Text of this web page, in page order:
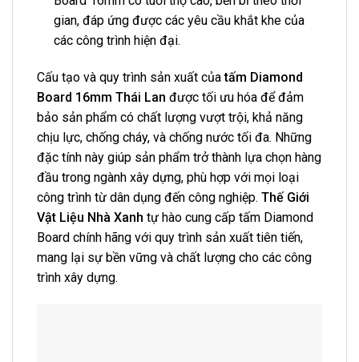
gian, đáp ứng được các yêu cầu khắt khe của
các công trình hiện đại.
Cấu tạo và quy trình sản xuất củatấm Diamond
Board 16mm Thái Lan được tối ưu hóa để đảm
bảo sản phẩm có chất lượng vượt trội, khả năng
chịu lực, chống cháy, và chống nước tối đa. Những
đặc tính này giúp sản phẩm trở thành lựa chọn hàng
đầu trong ngành xây dựng, phù hợp với mọi loại
công trình từ dân dụng đến công nghiệp. Thế Giới
Vật Liệu Nhà Xanh tự hào cung cấp tấm Diamond
Board chính hãng với quy trình sản xuất tiên tiến,
mang lại sự bền vững và chất lượng cho các công
trình xây dựng.